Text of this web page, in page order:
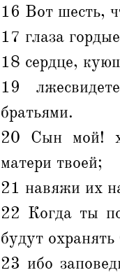
16 Вот шесть,
17 глаза
18 сердце,
19
братьями.
20 Сын мой!
матери твоей;
21 навяжи их
22 Когда ты
будут
23 ибо